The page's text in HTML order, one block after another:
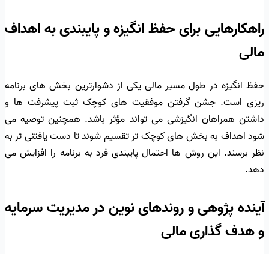
راهکارهایی برای حفظ انگیزه و پایبندی به اهداف
مالی
حفظ انگیزه در طول مسیر مالی یکی از دشوارترین بخش های برنامه
ریزی است. جشن گرفتن موفقیت های کوچک ثبت پیشرفت ها و
داشتن همراهان انگیزشی می تواند مؤثر باشد. همچنین توصیه می
شود اهداف به بخش های کوچک تر تقسیم شوند تا دست یافتنی تر به
نظر برسند. این روش ها احتمال پایبندی فرد به برنامه را افزایش می
دهد.
آینده پژوهی و روندهای نوین در مدیریت سرمایه
و هدف گذاری مالی